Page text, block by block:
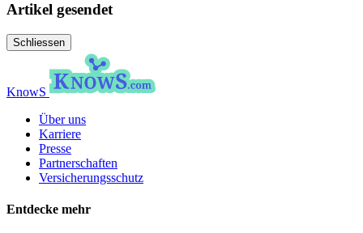
Artikel gesendet
Schliessen
KnowS
Über uns
Karriere
Presse
Partnerschaften
Versicherungsschutz
Entdecke mehr